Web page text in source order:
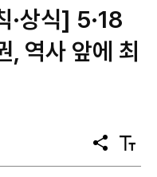
·상식] 5·18
, 역사 앞에 최
공
유
텍
스